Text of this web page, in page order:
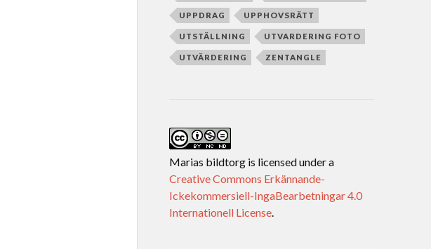
UPPDRAG UPPHOVSRÄTT
UTSTÄLLNING UTVARDERING FOTO
UTVÄRDERING ZENTANGLE
Marias bildtorgis licensed under a
Creative Commons Erkännande-
Ickekommersiell-IngaBearbetningar 4.0
Internationell License.